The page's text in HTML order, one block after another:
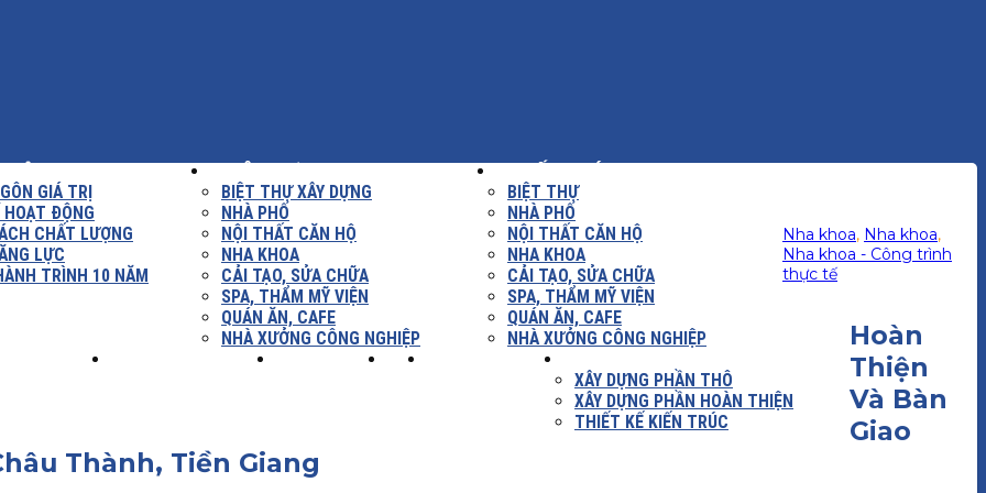
GIÁ TRỊ
HOẠT ĐỘNG
CHẤT LƯỢNG
LỰC
TRÌNH 10 NĂM
BIỆT THỰ XÂY DỰNG
NHÀ PHỐ
NỘI THẤT CĂN HỘ
NHA KHOA
CẢI TẠO, SỬA CHỮA
SPA, THẨM MỸ VIỆN
QUÁN ĂN, CAFE
NHÀ XƯỞNG CÔNG NGHIỆP
BIỆT THỰ
NHÀ PHỐ
NỘI THẤT CĂN HỘ
NHA KHOA
CẢI TẠO, SỬA CHỮA
SPA, THẨM MỸ VIỆN
QUÁN ĂN, CAFE
NHÀ XƯỞNG CÔNG NGHIỆP
XÂY DỰNG PHẦN THÔ
XÂY DỰNG PHẦN HOÀN THIỆN
THIẾT KẾ KIẾN TRÚC
Nha khoa, Nha khoa,
Nha khoa - Công trình
thực tế
Hoàn
Thiện
Và Bàn
Giao
Thành, Tiền Giang